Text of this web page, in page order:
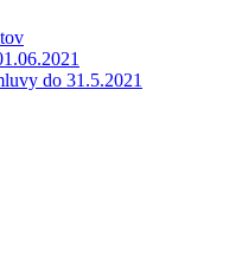
do 31.5.2021